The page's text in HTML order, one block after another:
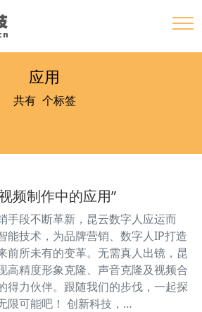
应用
共有3 个标签
频制作中的应用”
手段不断革新，昆云数字人应运而
能技术，为品牌营销、数字人IP打造
前所未有的变革。无需真人出镜，昆
高精度形象克隆、声音克隆及视频合
得力伙伴。跟随我们的步伐，一起探
限可能吧！ 创新科技，…